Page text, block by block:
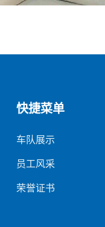
快捷菜单
车队展示
员工风采
荣誉证书